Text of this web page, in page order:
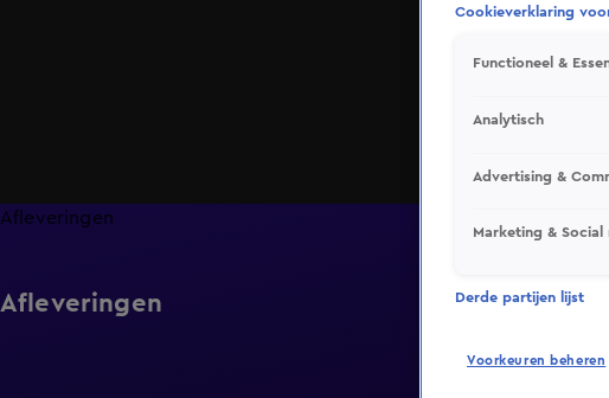
Afleveringen
Afleveringen
Cookieverklaring
Functioneel &
Analytisch
Advertising &
Marketing & Social
Derde partijen lijst
Voorkeuren beheren